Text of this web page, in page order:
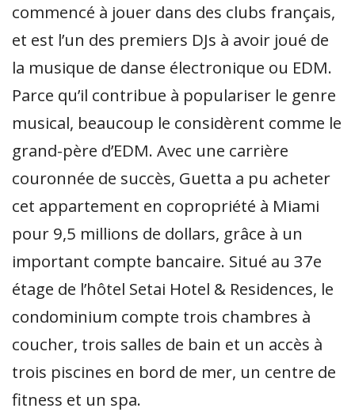
commencé à jouer dans des clubs français,
et est l’un des premiers DJs à avoir joué de
la musique de danse électronique ou EDM.
Parce qu’il contribue à populariser le genre
musical, beaucoup le considèrent comme le
grand-père d’EDM. Avec une carrière
couronnée de succès, Guetta a pu acheter
cet appartement en copropriété à Miami
pour 9,5 millions de dollars, grâce à un
important compte bancaire. Situé au 37e
étage de l’hôtel Setai Hotel & Residences, le
condominium compte trois chambres à
coucher, trois salles de bain et un accès à
trois piscines en bord de mer, un centre de
fitness et un spa.